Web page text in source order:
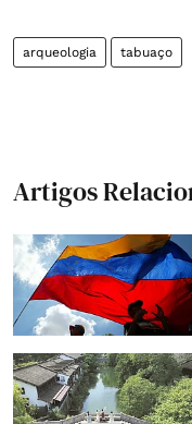
arqueologia tabuaço
Artigos